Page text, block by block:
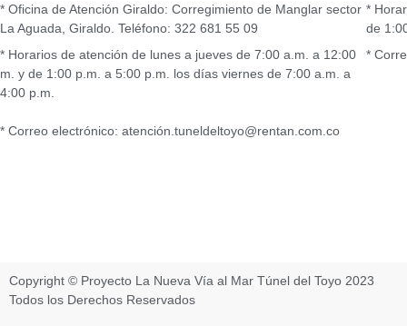
* Oficina de Atención Giraldo: Corregimiento de Manglar sector
La Aguada, Giraldo. Teléfono: 322 681 55 09
* Horarios de atención de lunes a jueves de 7:00 a.m. a 12:00
m. y de 1:00 p.m. a 5:00 p.m. los días viernes de 7:00 a.m. a
4:00 p.m.
* Correo electrónico: atención.tuneldeltoyo@rentan.com.co
*
de
*
Copyright © Proyecto La Nueva Vía al Mar Túnel del Toyo 2023
Todos los Derechos Reservados